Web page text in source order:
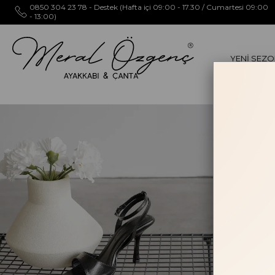
0850 304 23 78 - Destek (Hafta içi 09:00 - 17.30 / Cumartesi 09:00
- 13:00)
YENİ